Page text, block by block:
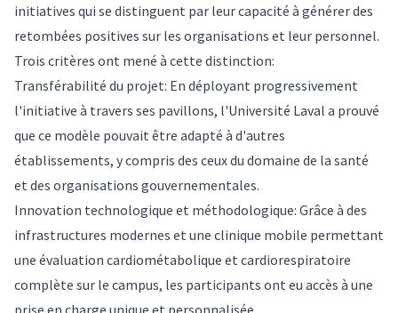
initiatives qui se distinguent par leur capacité à générer des
retombées positives sur les organisations et leur personnel.
Trois critères ont mené à cette distinction:
Transférabilité du projet: En déployant progressivement
l'initiative à travers ses pavillons, l'Université Laval a prouvé
que ce modèle pouvait être adapté à d'autres
établissements, y compris des ceux du domaine de la santé
et des organisations gouvernementales.
Innovation technologique et méthodologique: Grâce à des
infrastructures modernes et une clinique mobile permettant
une évaluation cardiométabolique et cardiorespiratoire
complète sur le campus, les participants ont eu accès à une
prise en charge unique et personnalisée.